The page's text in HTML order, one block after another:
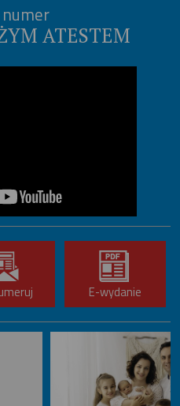
ATESTEM
E-wydanie